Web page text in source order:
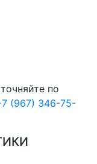
по
(967) 346-75-